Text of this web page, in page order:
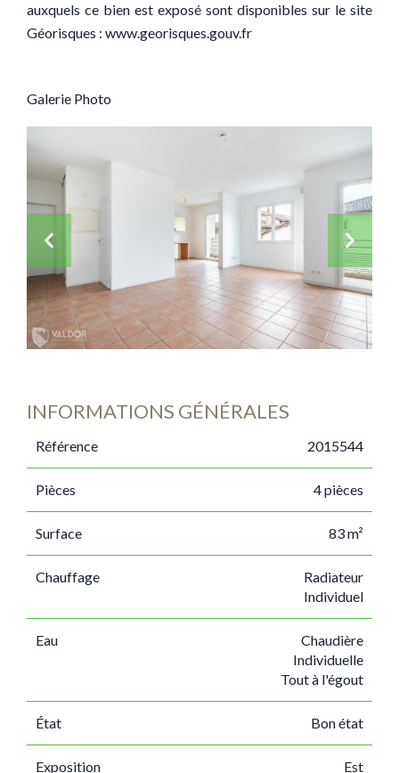
auxquels ce bien est exposé sont disponibles sur le site
Géorisques : www.georisques.gouv.fr
Galerie Photo
INFORMATIONS GÉNÉRALES
Référence 2015544
Pièces 4 pièces
Surface 83 m²
Chauffage
Radiateur
Individuel
Eau
Chaudière
Individuelle
Tout à l'égout
État Bon état
Exposition Est